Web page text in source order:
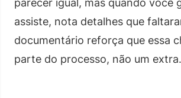
parecer igual, mas quando você
assiste, nota detalhes que
documentário reforça que essa
parte do processo, não um extra.